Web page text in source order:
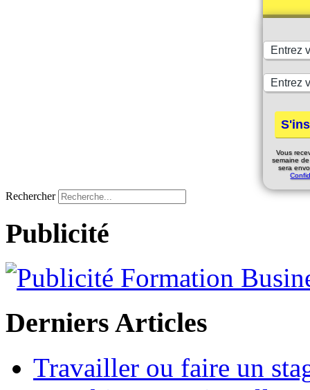
Vous
semaine
sera
Rechercher
Publicité
Derniers Articles
Travailler ou faire un